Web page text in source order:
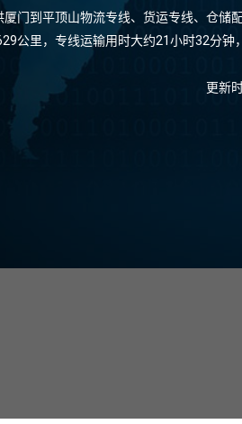
门到平顶山物流专线、货运专线、仓储
公里，专线运输用时大约21小时32分
更新